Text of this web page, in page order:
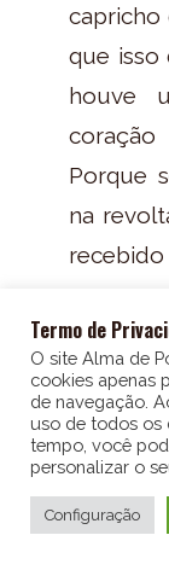
capricho
que isso
houve
Porque
na
recebido
episódio
Michelle.
fica
Santa
fiquei na
15 15
Termo de
O site Alma de
cookies apenas
de navegação.
uso de todos os
tempo, você
personalizar o
Configuração